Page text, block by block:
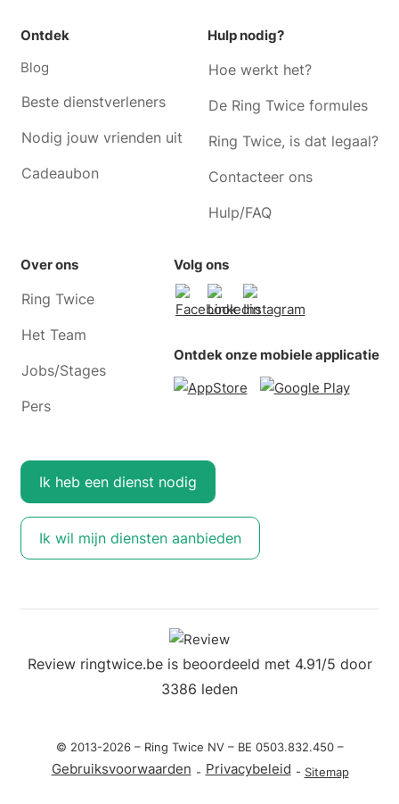
Ontdek
Blog
Beste dienstverleners
Nodig jouw vrienden uit
Cadeaubon
Hulp nodig?
Hoe werkt het?
De Ring Twice formules
Ring Twice, is dat legaal?
Contacteer ons
Hulp/FAQ
Over ons
Ring Twice
Het Team
Jobs/Stages
Pers
Volg ons
Ontdek onze mobiele applicatie
Ik heb een dienst nodig
Ik wil mijn diensten aanbieden
Review ringtwice.be is beoordeeld met 4.91/5 door
3386 leden
© 2013-2026 – Ring Twice NV – BE 0503.832.450 –
Gebruiksvoorwaarden - Privacybeleid - Sitemap